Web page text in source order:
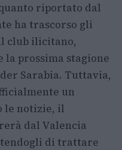
riportato dal
ha trascorso gli
club ilicitano,
prossima stagione
Sarabia. Tuttavia,
un
le notizie, il
dal Valencia
di trattare